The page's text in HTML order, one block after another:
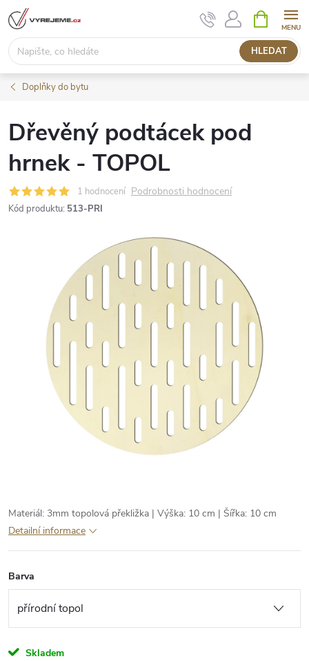
Přejít
na
obsah
HLEDAT
NÁKUPNÍ
KOŠÍK
Doplňky do bytu
Dřevěný podtácek pod
hrnek - TOPOL
1 hodnocení Podrobnosti hodnocení
Kód produktu: 513-PRI
Materiál: 3mm topolová překližka | Výška: 10 cm | Šířka: 10 cm
Detailní informace
Barva
Skladem